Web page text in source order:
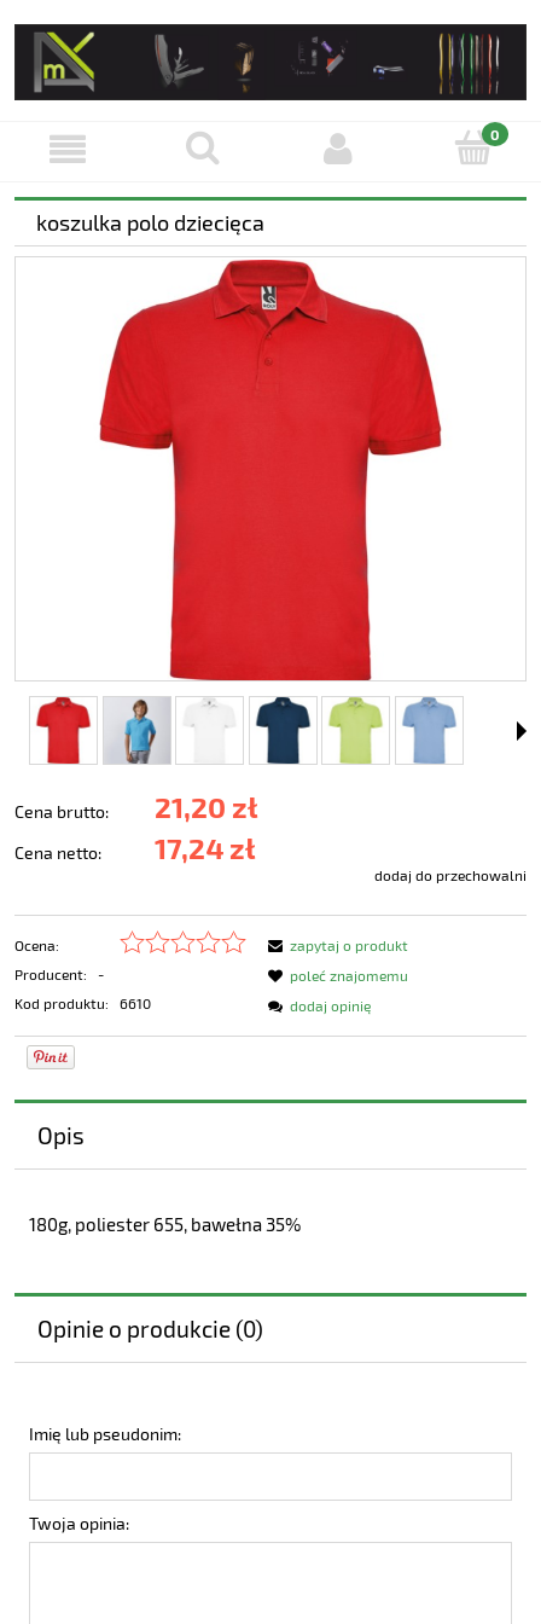
koszulka polo dziecięca
Cena brutto: 21,20 zł
Cena netto: 17,24 zł
dodaj do przechowalni
Ocena:
Producent:
-
Kod produktu:
6610
zapytaj o produkt
poleć znajomemu
dodaj opinię
Opis
180g, poliester 655, bawełna 35%
Opinie o produkcie (0)
Imię lub pseudonim:
Twoja opinia: